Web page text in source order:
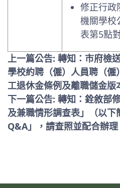
修正行政
機關學校
表第5點
上一篇公告: 轉知：市府檢
學校約聘（僱）人員聘（
工退休金條例及離職儲金版
下一篇公告: 轉知：銓敘部
及兼職情形調查表」（以
Q&A」，請查照並配合辦理